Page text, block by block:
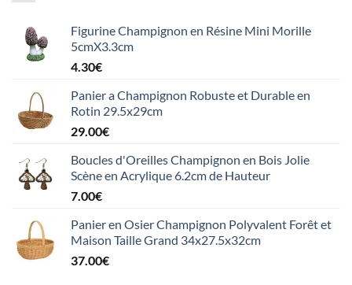
Figurine Champignon en Résine Mini Morille
5cmX3.3cm
4.30€
Panier a Champignon Robuste et Durable en
Rotin 29.5x29cm
29.00€
Boucles d'Oreilles Champignon en Bois Jolie
Scène en Acrylique 6.2cm de Hauteur
7.00€
Panier en Osier Champignon Polyvalent Forêt et
Maison Taille Grand 34x27.5x32cm
37.00€